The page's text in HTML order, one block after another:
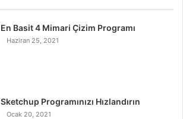
En Basit 4 Mimari Çizim Programı
Haziran 25, 2021
Sketchup Programınızı Hızlandırın
Ocak 20, 2021